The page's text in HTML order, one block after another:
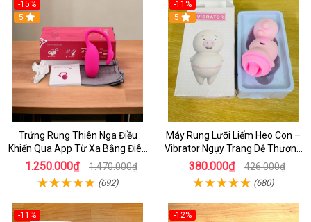
-15%
5
Trứng Rung Thiên Nga Điều
Khiển Qua App Từ Xa Bằng Điên
Thoại Cao Cấp Cho Nữ Tự
Sướng
1.250.000₫ 1.470.000₫
(692)
-11%
5
Máy Rung Lưỡi Liếm Heo Con –
Vibrator Ngụy Trang Dễ Thương
Màu Hồng Cute
380.000₫ 426.000₫
(680)
-11%
-12%